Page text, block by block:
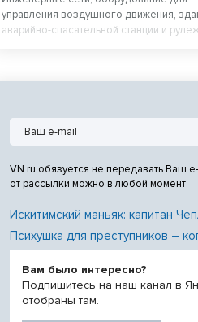
управления воздушного движения,
аварийно-спасательной станции и
VN.ru обязуется не передавать Ваш
от рассылки можно в любой момент
Искитимский маньяк: капитан
Психушка для преступников –
Вам было интересно?
Подпишитесь на наш канал в
отобраны там.